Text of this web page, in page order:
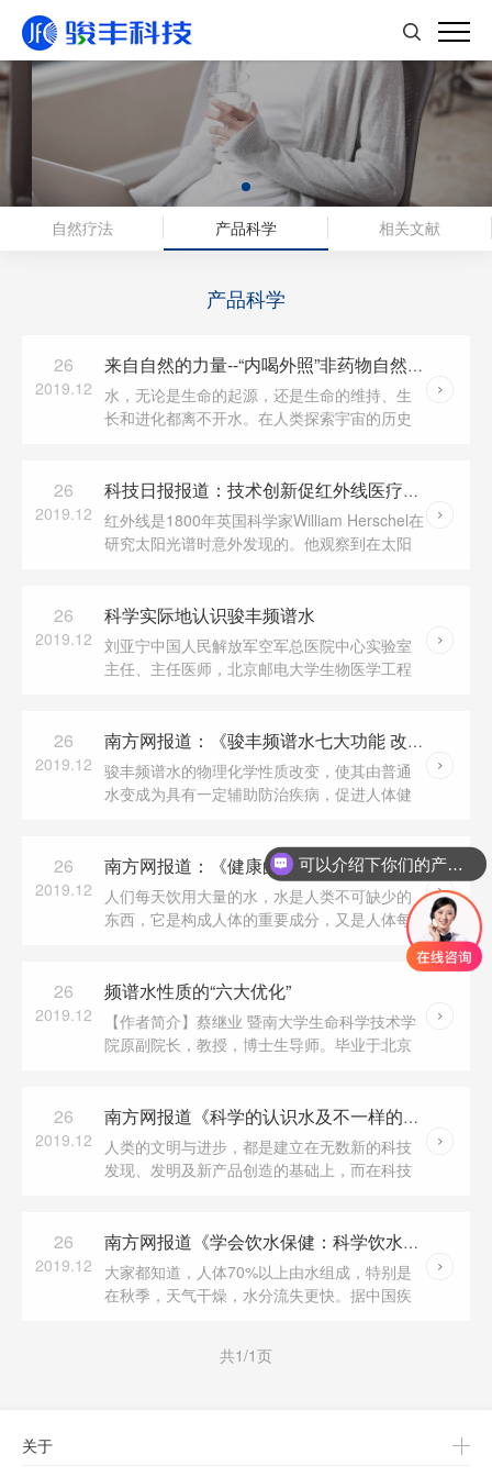
自然疗法 产品科学 相关文献
产品科学
26
2019.12
来自自然的力量--“内喝外照”非药物自然疗法
水，无论是生命的起源，还是生命的维持、生
长和进化都离不开水。在人类探索宇宙的历史
命之旅，也...
26
2019.12
科技日报报道：技术创新促红外线医疗保健作用凸显
红外线是1800年英国科学家William Herschel在
研究太阳光谱时意外发现的。他观察到在太阳
具有显着...
26
2019.12
科学实际地认识骏丰频谱水
刘亚宁中国人民解放军空军总医院中心实验室
主任、主任医师，北京邮电大学生物医学工程
兼容分会生...
26
2019.12
南方网报道：《骏丰频谱水七大功能 改善微循环增强机体免疫...
骏丰频谱水的物理化学性质改变，使其由普通
水变成为具有一定辅助防治疾病，促进人体健
水开展了一...
26
2019.12
南方网报道：《健康的饮水及骏丰频谱水的临床保健作用》
人们每天饮用大量的水，水是人类不可缺少的
东西，它是构成人体的重要成分，又是人体每
天必须摄入的物质。人类最开始把水作为一种
饮用的、维持生命基本代谢需要的物质。唐代
着名的茶文...
26
2019.12
频谱水性质的“六大优化”
【作者简介】蔡继业 暨南大学生命科学技术学
院原副院长，教授，博士生导师。毕业于北京
际、国内...
26
2019.12
南方网报道《科学的认识水及不一样的骏丰频谱水》
人类的文明与进步，都是建立在无数新的科技
发现、发明及新产品创造的基础上，而在科技
知及进步的...
26
2019.12
南方网报道《学会饮水保健：科学饮水及不一样的骏丰频谱水...
大家都知道，人体70%以上由水组成，特别是
在秋季，天气干燥，水分流失更快。据中国疾
共1/1页
关于
可以介绍下你们的产品么